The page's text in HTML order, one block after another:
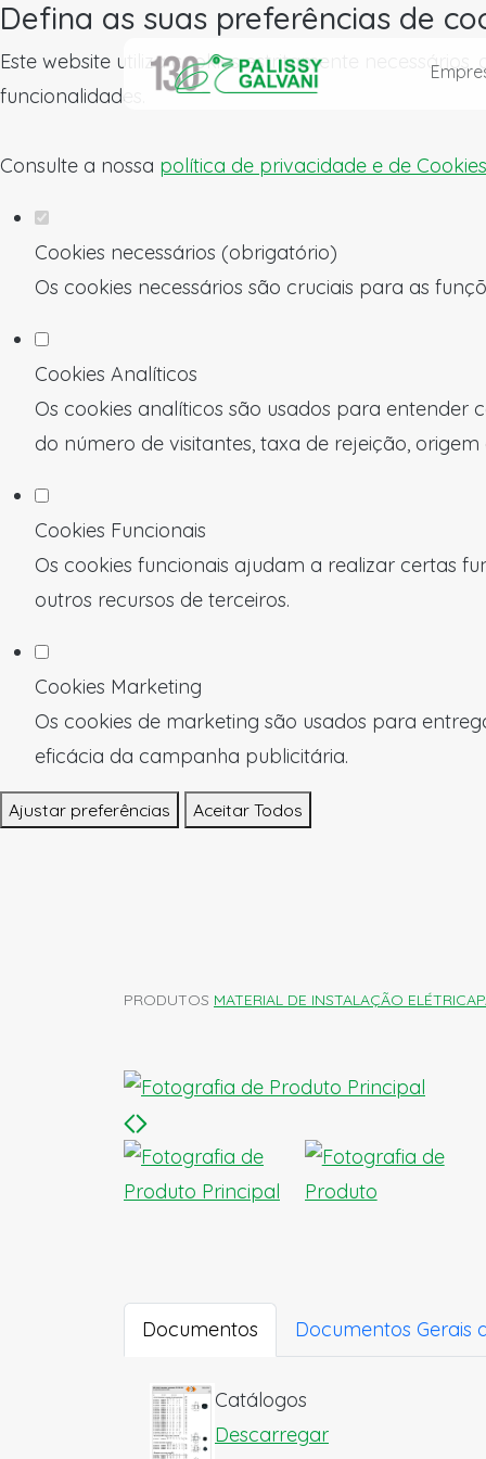
Defina as suas preferências de
Este website utiliza cookies estritamente
funcionalidades.
Consulte a nossa política de privacidade e de Cookies
Cookies necessários (obrigatório)
Os cookies necessários são cruciais para as
Cookies Analíticos
Os cookies analíticos são usados para entender
do número de visitantes, taxa de rejeição, origem
Cookies Funcionais
Os cookies funcionais ajudam a realizar certas
outros recursos de terceiros.
Cookies Marketing
Os cookies de marketing são usados para
eficácia da campanha publicitária.
Ajustar preferências Aceitar Todos
PRODUTOS MATERIAL DE INSTALAÇÃO ELÉTRICA
Documentos Documentos Gerais
Catálogos
Descarregar